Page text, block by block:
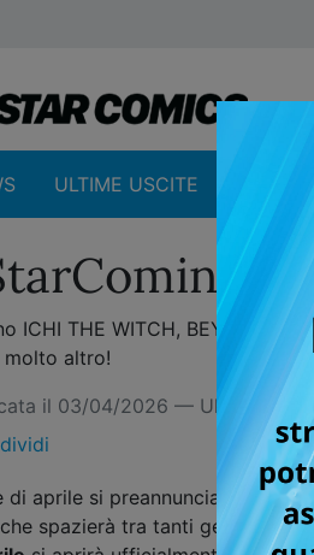
ULTIME USCITE
ICHI THE WITCH, BEYBLADE
molto altro!
il 03/04/2026 — Ultimo
di aprile si preannuncia ricco di
spazierà tra tanti generi